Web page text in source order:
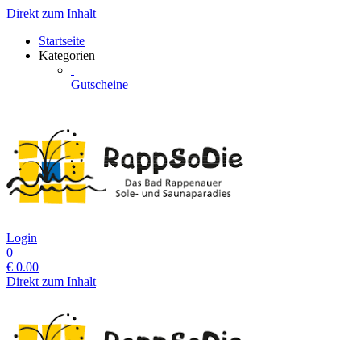
Direkt zum Inhalt
Startseite
Kategorien
Gutscheine
Login
0
€ 0.00
Direkt zum Inhalt